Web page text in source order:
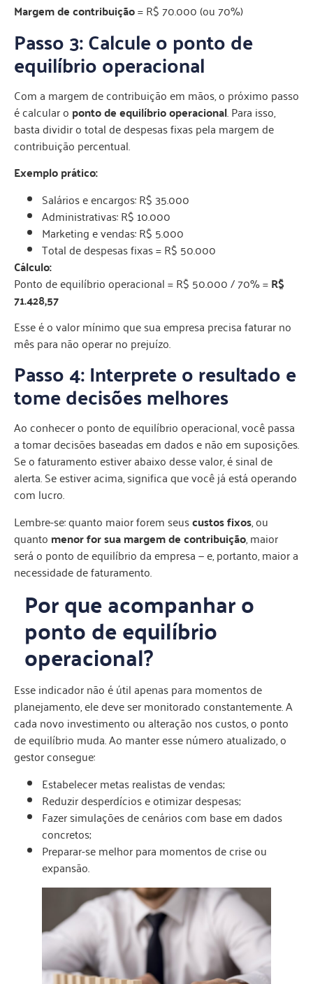
Margem de contribuição= R$ 70.000 (ou 70%)
Passo 3: Calcule o ponto de
equilíbrio operacional
Com a margem de contribuição em mãos, o próximo passo
é calcular o ponto de equilíbrio operacional. Para isso,
basta dividir o total de despesas fixas pela margem de
contribuição percentual.
Exemplo prático:
Salários e encargos: R$ 35.000
Administrativas: R$ 10.000
Marketing e vendas: R$ 5.000
Total de despesas fixas = R$ 50.000
Cálculo:
Ponto de equilíbrio operacional = R$ 50.000 / 70% =R$
71.428,57
Esse é o valor mínimo que sua empresa precisa faturar no
mês para não operar no prejuízo.
Passo 4: Interprete o resultado e
tome decisões melhores
Ao conhecer o ponto de equilíbrio operacional, você passa
a tomar decisões baseadas em dados e não em suposições.
Se o faturamento estiver abaixo desse valor, é sinal de
alerta. Se estiver acima, significa que você já está operando
com lucro.
Lembre-se: quanto maior forem seuscustos fixos, ou
quanto menor for sua margem de contribuição, maior
será o ponto de equilíbrio da empresa — e, portanto, maior a
necessidade de faturamento.
Por que acompanhar o
ponto de equilíbrio
operacional?
Esse indicador não é útil apenas para momentos de
planejamento, ele deve ser monitorado constantemente. A
cada novo investimento ou alteração nos custos, o ponto
de equilíbrio muda. Ao manter esse número atualizado, o
gestor consegue:
Estabelecer metas realistas de vendas;
Reduzir desperdícios e otimizar despesas;
Fazer simulações de cenários com base em dados
concretos;
Preparar-se melhor para momentos de crise ou
expansão.